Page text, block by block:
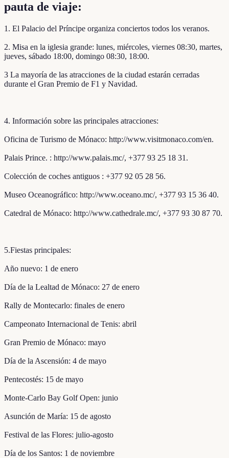
pauta de viaje:
1. El Palacio del Príncipe organiza conciertos todos los veranos.
2. Misa en la iglesia grande: lunes, miércoles, viernes 08:30, martes,
jueves, sábado 18:00, domingo 08:30, 18:00.
3 La mayoría de las atracciones de la ciudad estarán cerradas
durante el Gran Premio de F1 y Navidad.
4. Información sobre las principales atracciones:
Oficina de Turismo de Mónaco: http://www.visitmonaco.com/en.
Palais Prince. : http://www.palais.mc/, +377 93 25 18 31.
Colección de coches antiguos : +377 92 05 28 56.
Museo Oceanográfico: http://www.oceano.mc/, +377 93 15 36 40.
Catedral de Mónaco: http://www.cathedrale.mc/, +377 93 30 87 70.
5.Fiestas principales:
Año nuevo: 1 de enero
Día de la Lealtad de Mónaco: 27 de enero
Rally de Montecarlo: finales de enero
Campeonato Internacional de Tenis: abril
Gran Premio de Mónaco: mayo
Día de la Ascensión: 4 de mayo
Pentecostés: 15 de mayo
Monte-Carlo Bay Golf Open: junio
Asunción de María: 15 de agosto
Festival de las Flores: julio-agosto
Día de los Santos: 1 de noviembre